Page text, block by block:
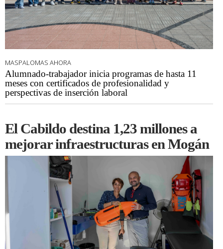
MASPALOMAS AHORA
Alumnado-trabajador inicia programas de hasta 11
meses con certificados de profesionalidad y
perspectivas de inserción laboral
El Cabildo destina 1,23 millones a
mejorar infraestructuras en Mogán